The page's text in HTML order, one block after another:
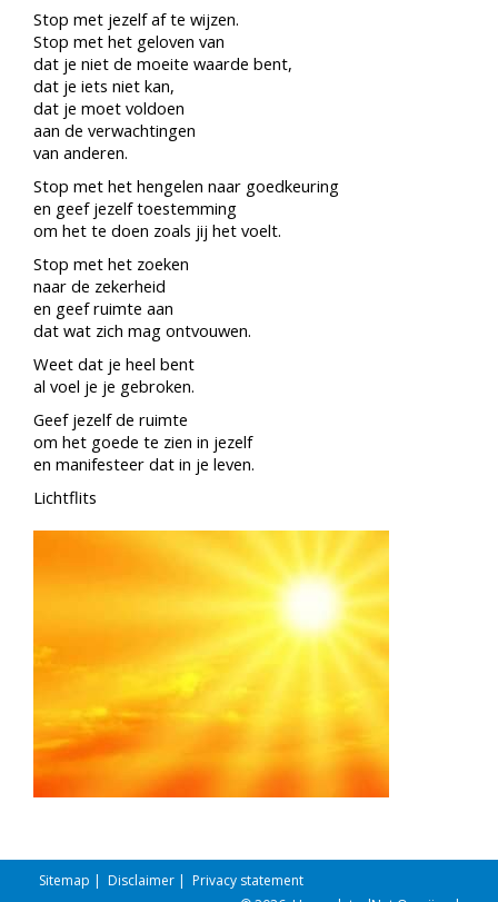
Stop met jezelf af te wijzen.
Stop met het geloven van
dat je niet de moeite waarde bent,
dat je iets niet kan,
dat je moet voldoen
aan de verwachtingen
van anderen.
Stop met het hengelen naar goedkeuring
en geef jezelf toestemming
om het te doen zoals jij het voelt.
Stop met het zoeken
naar de zekerheid
en geef ruimte aan
dat wat zich mag ontvouwen.
Weet dat je heel bent
al voel je je gebroken.
Geef jezelf de ruimte
om het goede te zien in jezelf
en manifesteer dat in je leven.
Lichtflits
Sitemap | Disclaimer | Privacy statement